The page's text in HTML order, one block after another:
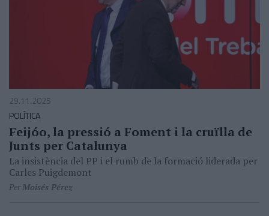
29.11.2025
POLÍTICA
Feijóo, la pressió a Foment i la cruïlla de
Junts per Catalunya
La insistència del PP i el rumb de la formació liderada per
Carles Puigdemont
PerMoisés Pérez